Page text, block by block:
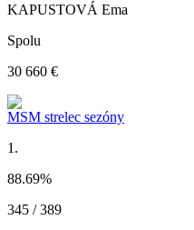
KAPUSTOVÁ Ema
Spolu
30 660 €
MSM strelec sezóny
1.
88.69%
345 / 389